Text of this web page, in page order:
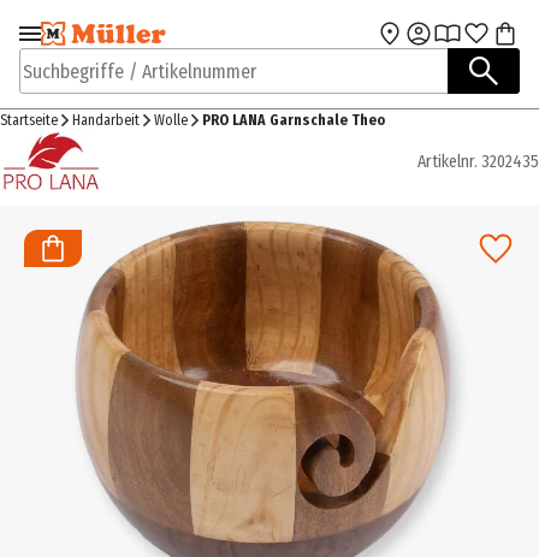
Zur Navigation
springen
Zum Hauptinhalt
Suchbegriffe / Artikelnummer
Startseite Handarbeit Wolle PRO LANA Garnschale Theo
Artikelnr. 3202435